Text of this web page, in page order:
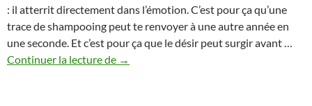
: il atterrit directement dans l’émotion. C’est pour ça qu’une
trace de shampooing peut te renvoyer à une autre année en
une seconde. Et c’est pour ça que le désir peut surgir avant …
Continuer la lecture de Le
→